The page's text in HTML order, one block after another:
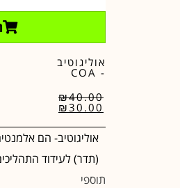
אוליגוטיב
- COA
₪40.00
₪30.00
אוליגוטיב- הם
(תדר) לעידוד
תוספי